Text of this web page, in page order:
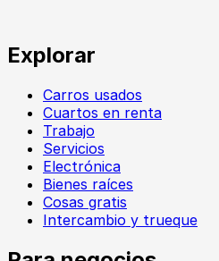
Explorar
Carros usados
Cuartos en renta
Trabajo
Servicios
Electrónica
Bienes raíces
Cosas gratis
Intercambio y trueque